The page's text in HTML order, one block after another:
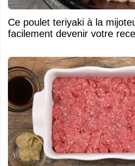
Ce poulet teriyaki à la
facilement devenir votre